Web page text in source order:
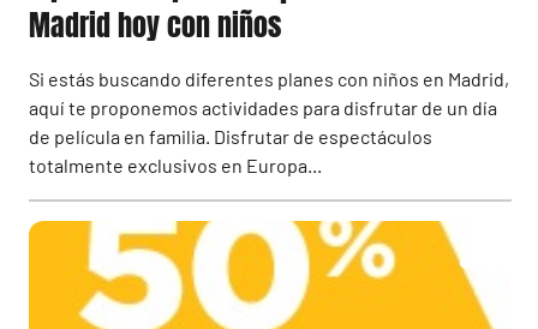
Madrid hoy con niños
Si estás buscando diferentes planes con niños en Madrid,
aquí te proponemos actividades para disfrutar de un día
de película en familia. Disfrutar de espectáculos
totalmente exclusivos en Europa...